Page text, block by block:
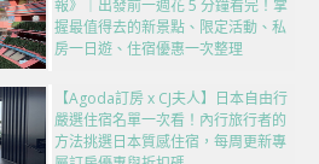
報》｜出發前一週花 5 分鐘看完！掌
握最值得去的新景點、限定活動、私
房一日遊、住宿優惠一次整理
【Agoda訂房 x CJ夫人】日本自由行
嚴選住宿名單一次看！內行旅行者的
方法挑選日本質感住宿，每周更新專